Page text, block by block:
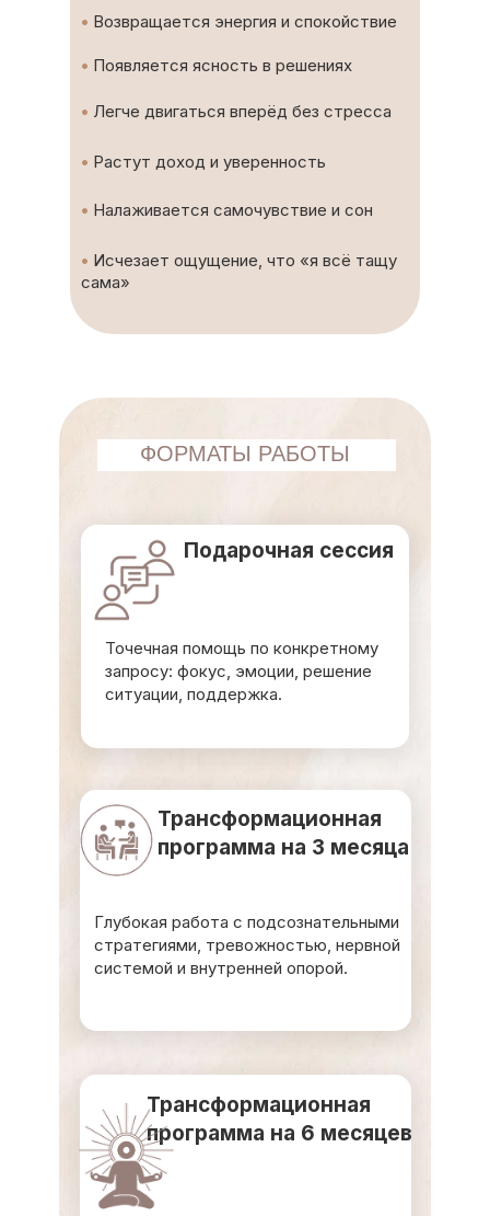
• Растут доход и уверенность
• Исчезает ощущение, что «я всё тащу
сама»
• Налаживается самочувствие и сон
• Легче двигаться вперёд без стресса
• Появляется ясность в решениях
• Возвращается энергия и спокойствие
Глубокая работа с подсознательными
стратегиями, тревожностью, нервной
системой и внутренней опорой.
Точечная помощь по конкретному
запросу: фокус, эмоции, решение
ситуации, поддержка.
Трансформационная
программа на 6 месяцев
Трансформационная
программа на 3 месяца
Подарочная сессия
ФОРМАТЫ РАБОТЫ